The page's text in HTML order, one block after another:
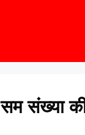
सम संख्या